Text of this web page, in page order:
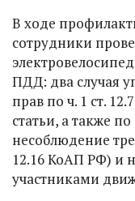
В ходе
сотрудники
ПДД: два случая
прав по ч. 1 ст.
статьи, а также
несоблюдение
12.16 КоАП РФ) и
участниками